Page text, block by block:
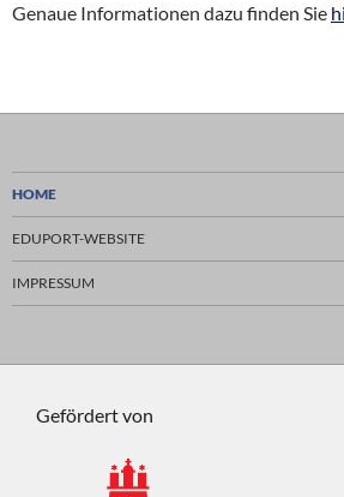
Genaue Informationen dazu finden Sie
HOME
EDUPORT-WEBSITE
IMPRESSUM
Gefördert von